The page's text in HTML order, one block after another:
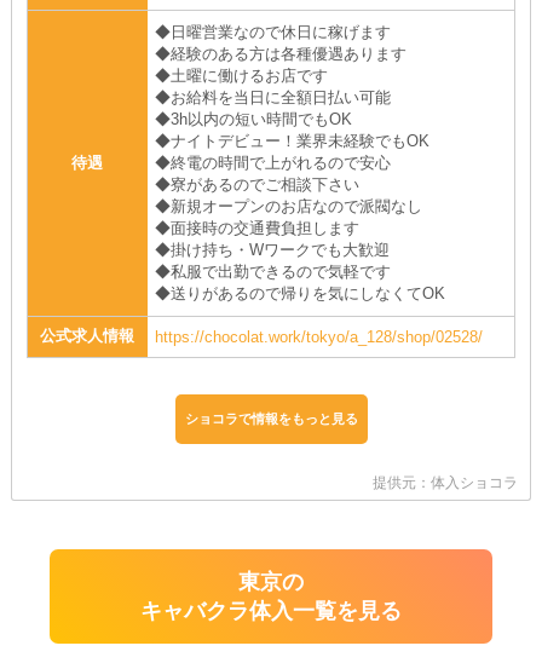
待遇
◆日曜営業なので休日に稼げます
◆経験のある方は各種優遇あります
◆土曜に働けるお店です
◆お給料を当日に全額日払い可能
◆3h以内の短い時間でもOK
◆ナイトデビュー！業界未経験でもOK
◆終電の時間で上がれるので安心
◆寮があるのでご相談下さい
◆新規オープンのお店なので派閥なし
◆面接時の交通費負担します
◆掛け持ち・Wワークでも大歓迎
◆私服で出勤できるので気軽です
◆送りがあるので帰りを気にしなくてOK
公式求人情報 https://chocolat.work/tokyo/a_128/shop/02528/
ショコラで情報をもっと見る
提供元：体入ショコラ
東京の
キャバクラ体入一覧を見る